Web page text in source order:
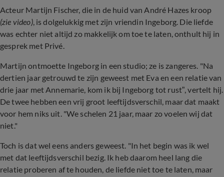
Acteur Martijn Fischer, die in de huid van André Hazes kroop
(zie video), is dolgelukkig met zijn vriendin Ingeborg. Die liefde
was echter niet altijd zo makkelijk om toe te laten, onthult hij in
gesprek met Privé.
Martijn ontmoette Ingeborg in een studio; ze is zangeres. "Na
dertien jaar getrouwd te zijn geweest met Eva en een relatie van
drie jaar met Annemarie, kom ik bij Ingeborg tot rust”, vertelt hij.
De twee hebben een vrij groot leeftijdsverschil, maar dat maakt
voor hem niks uit. "We schelen 21 jaar, maar zo voelen wij dat
niet."
Toch is dat wel eens anders geweest. "In het begin was ik wel
met dat leeftijdsverschil bezig. Ik heb daarom heel lang die
relatie proberen af te houden, de liefde niet toe te laten, maar